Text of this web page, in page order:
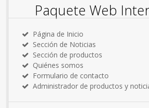
Paquete Web
Página de Inicio
Sección de Noticias
Sección de productos
Quiénes somos
Formulario de contacto
Administrador de productos y